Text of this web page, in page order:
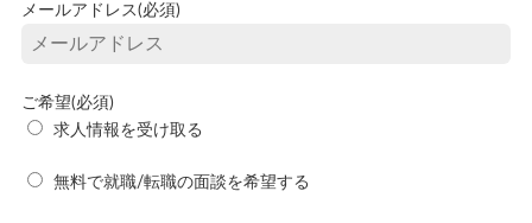
メールアドレス(必須)
ご希望(必須)
求人情報を受け取る
無料で就職/転職の面談を希望する